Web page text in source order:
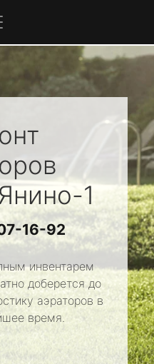
1
16-92
инвентарем
доберется до
аэраторов в
время.